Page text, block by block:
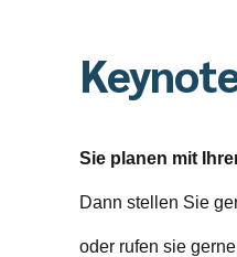
Sie planen mit
Dann stellen Sie
oder rufen sie